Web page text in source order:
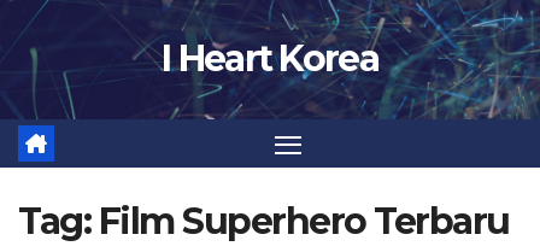
Skip
content
I Heart Korea
Tag: Film Superhero Terbaru